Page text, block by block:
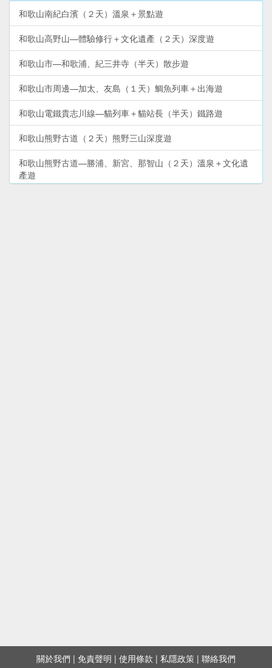
和歌山南紀白濱（２天）溫泉＋景點遊
和歌山高野山—體驗修行＋文化遺產（２天）深度遊
和歌山市—和歌浦、紀三井寺（半天）散步遊
和歌山市周邊—加太、友島（１天）鯛魚列車＋出海遊
和歌山電鐵貴志川線—貓列車＋貓站長（半天）鐵路遊
和歌山熊野古道（２天）熊野三山深度遊
和歌山熊野古道—勝浦、新宮、那智山（２天）溫泉＋文化遺
產遊
關於我們 | 免責聲明 | 使用條款 | 私隱政策 | 聯絡我們